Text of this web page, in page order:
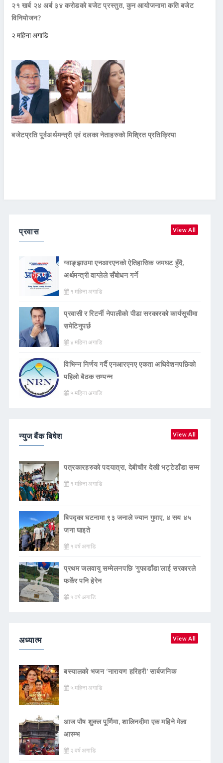
२१ खर्ब २४ अर्ब ३४ करोडको बजेट प्रस्तुत, कुन आयोजनामा कति बजेट
विनियोजन?
२ महिना अगाडि
बजेटप्रति पूर्वअर्थमन्त्री एवं दलका नेताहरुको मिश्रित प्रतिक्रिया
प्रवास View All
ग्वाङ्झाउमा एनआरएनको ऐतिहासिक जमघट हुँदै,
अर्थमन्त्री वाग्लेले सँबोधन गर्ने
१ महिना अगाडि
प्रवासी र रिटर्नी नेपालीको पीडा सरकारको कार्यसूचीमा
समेटिनुपर्छ
४ महिना अगाडि
विभिन्न निर्णय गर्दै एनआरएनए एकता अधिवेशनपछिको
पहिलो बैठक सम्पन्न
५ महिना अगाडि
न्युज बैंक बिषेश View All
पत्रकारहरुको पदयात्रा, देबीचौर देखी भट्टेडाँडा सम्म
१ महिना अगाडि
बिपद्का घटनामा ९३ जनाले ज्यान गुमाए, ४ सय ४५
जना घाइते
१ वर्ष अगाडि
प्रथम जलवायु सम्मेलनपछि ‘गुफाडाँडा’लाई सरकारले
फर्केर पनि हेरेन
१ वर्ष अगाडि
अध्यात्म View All
बस्यालको भजन ‘नारायण हरिहरी’ सार्बजनिक
५ महिना अगाडि
आज पौष शुक्ल पूर्णिमा, शालिनदीमा एक महिने मेला
आरम्भ
२ वर्ष अगाडि